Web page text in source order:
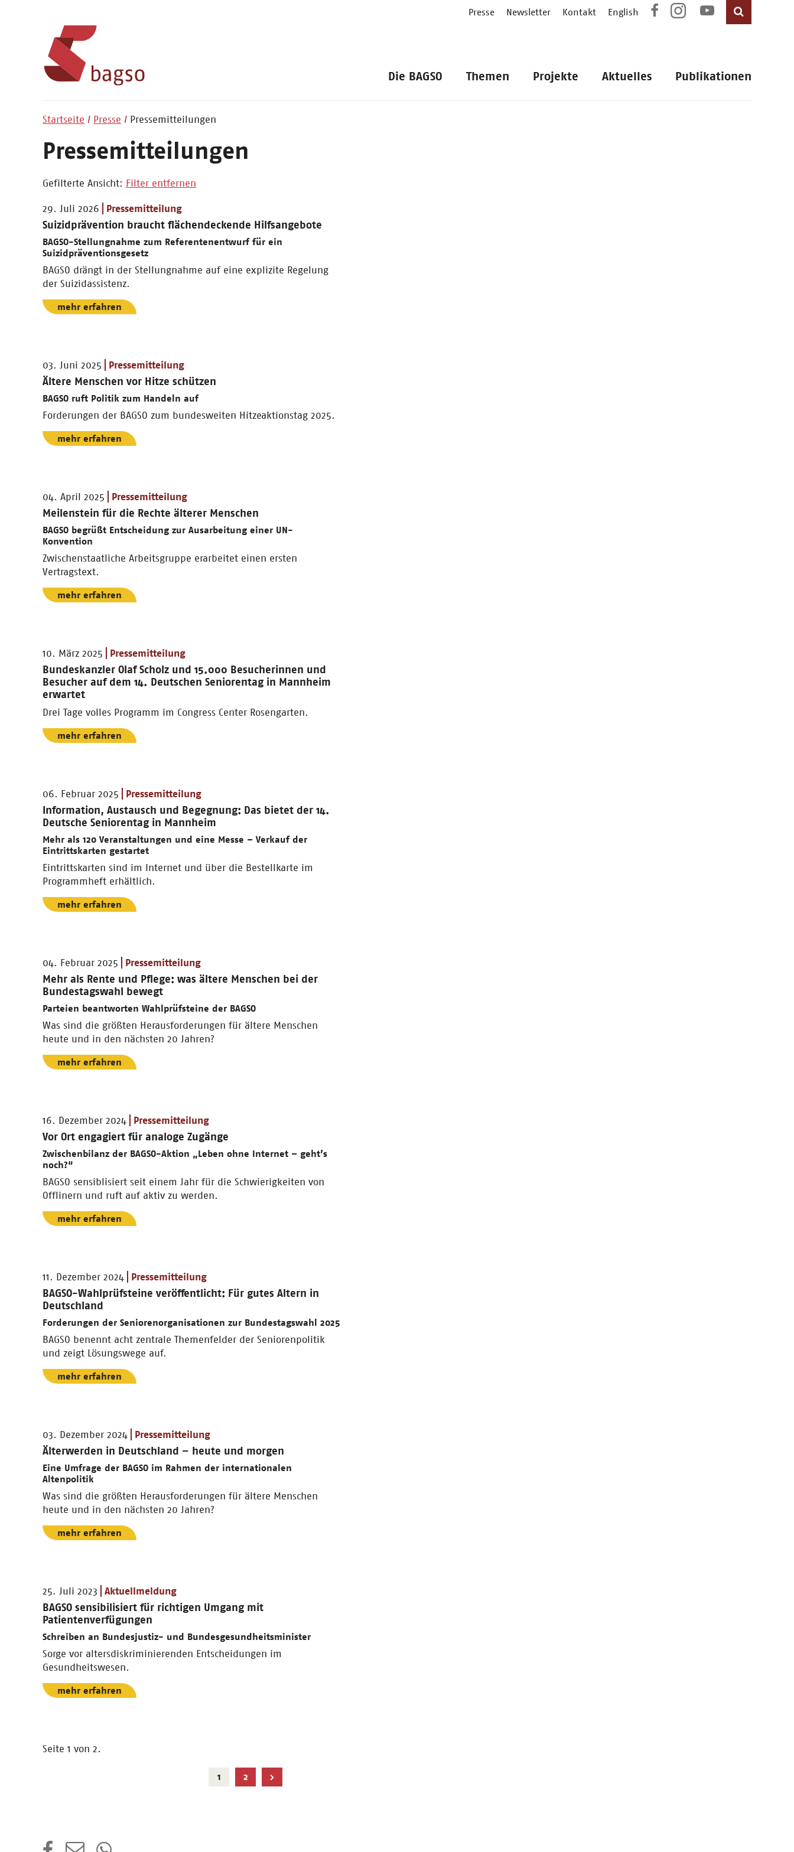
Presse Newsletter Kontakt English
Die BAGSO Themen Projekte Aktuelles Publikationen
Startseite Presse Pressemitteilungen
Pressemitteilungen
Gefilterte Ansicht: Filter entfernen
29. Juli 2026 Pressemitteilung
Suizidprävention braucht flächendeckende Hilfsangebote
BAGSO-Stellungnahme zum Referentenentwurf für ein
Suizidpräventionsgesetz
BAGSO drängt in der Stellungnahme auf eine explizite Regelung
der Suizidassistenz.
mehr erfahren
03. Juni 2025 Pressemitteilung
Ältere Menschen vor Hitze schützen
BAGSO ruft Politik zum Handeln auf
Forderungen der BAGSO zum bundesweiten Hitzeaktionstag 2025.
mehr erfahren
04. April 2025 Pressemitteilung
Meilenstein für die Rechte älterer Menschen
BAGSO begrüßt Entscheidung zur Ausarbeitung einer UN-
Konvention
Zwischenstaatliche Arbeitsgruppe erarbeitet einen ersten
Vertragstext.
mehr erfahren
10. März 2025 Pressemitteilung
Bundeskanzler Olaf Scholz und 15.000 Besucherinnen und
Besucher auf dem 14. Deutschen Seniorentag in Mannheim
erwartet
Drei Tage volles Programm im Congress Center Rosengarten.
mehr erfahren
06. Februar 2025 Pressemitteilung
Information, Austausch und Begegnung: Das bietet der 14.
Deutsche Seniorentag in Mannheim
Mehr als 120 Veranstaltungen und eine Messe – Verkauf der
Eintrittskarten gestartet
Eintrittskarten sind im Internet und über die Bestellkarte im
Programmheft erhältlich.
mehr erfahren
04. Februar 2025 Pressemitteilung
Mehr als Rente und Pflege: was ältere Menschen bei der
Bundestagswahl bewegt
Parteien beantworten Wahlprüfsteine der BAGSO
Was sind die größten Herausforderungen für ältere Menschen
heute und in den nächsten 20 Jahren?
mehr erfahren
16. Dezember 2024 Pressemitteilung
Vor Ort engagiert für analoge Zugänge
Zwischenbilanz der BAGSO-Aktion „Leben ohne Internet – geht’s
noch?“
BAGSO sensiblisiert seit einem Jahr für die Schwierigkeiten von
Offlinern und ruft auf aktiv zu werden.
mehr erfahren
11. Dezember 2024 Pressemitteilung
BAGSO-Wahlprüfsteine veröffentlicht: Für gutes Altern in
Deutschland
Forderungen der Seniorenorganisationen zur Bundestagswahl 2025
BAGSO benennt acht zentrale Themenfelder der Seniorenpolitik
und zeigt Lösungswege auf.
mehr erfahren
03. Dezember 2024 Pressemitteilung
Älterwerden in Deutschland – heute und morgen
Eine Umfrage der BAGSO im Rahmen der internationalen
Altenpolitik
Was sind die größten Herausforderungen für ältere Menschen
heute und in den nächsten 20 Jahren?
mehr erfahren
25. Juli 2023 Aktuellmeldung
BAGSO sensibilisiert für richtigen Umgang mit
Patientenverfügungen
Schreiben an Bundesjustiz- und Bundesgesundheitsminister
Sorge vor altersdiskriminierenden Entscheidungen im
Gesundheitswesen.
mehr erfahren
Seite 1 von 2.
1Aktuelle
Seite
2